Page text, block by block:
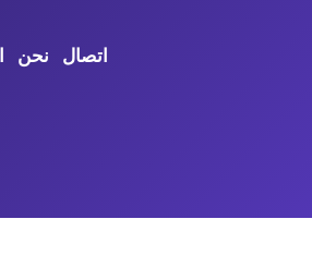
نحن اتصال